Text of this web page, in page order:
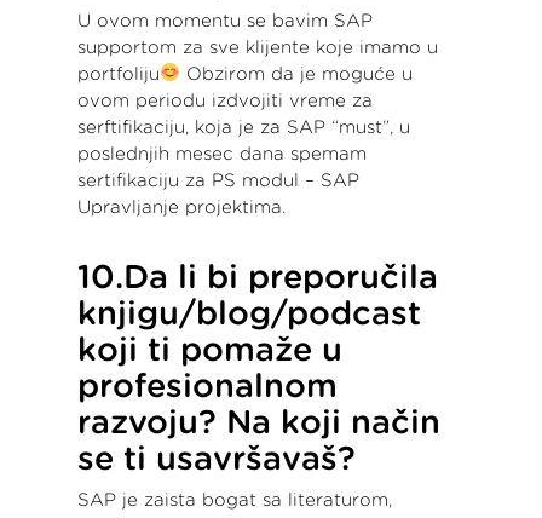
U ovom momentu se bavim SAP
supportom za sve klijente koje imamo u
portfoliju
Obzirom da je moguće u
ovom periodu izdvojiti vreme za
serftifikaciju, koja je za SAP “must”, u
poslednjih mesec dana spemam
sertifikaciju za PS modul – SAP
Upravljanje projektima.
10.Da li bi preporučila
knjigu/blog/podcast
koji ti pomaže u
profesionalnom
razvoju? Na koji način
se ti usavršavaš?
SAP je zaista bogat sa literaturom,